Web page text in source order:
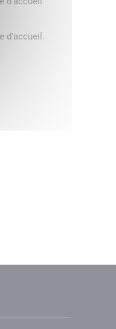
d'accueil.